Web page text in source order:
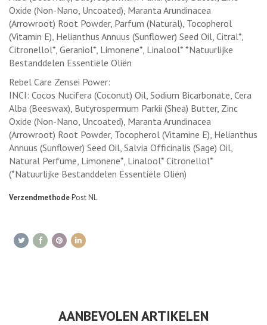
Oxide (Non-Nano, Uncoated), Maranta Arundinacea
(Arrowroot) Root Powder, Parfum (Natural), Tocopherol
(Vitamin E), Helianthus Annuus (Sunflower) Seed Oil, Citral*,
Citronellol*, Geraniol*, Limonene*, Linalool* *Natuurlijke
Bestanddelen Essentiële Oliën
Rebel Care Zensei Power:
INCI: Cocos Nucifera (Coconut) Oil, Sodium Bicarbonate, Cera
Alba (Beeswax), Butyrospermum Parkii (Shea) Butter, Zinc
Oxide (Non-Nano, Uncoated), Maranta Arundinacea
(Arrowroot) Root Powder, Tocopherol (Vitamine E), Helianthus
Annuus (Sunflower) Seed Oil, Salvia Officinalis (Sage) Oil,
Natural Perfume, Limonene*, Linalool* Citronellol*
(*Natuurlijke Bestanddelen Essentiële Oliën)
VerzendmethodePost NL
AANBEVOLEN ARTIKELEN